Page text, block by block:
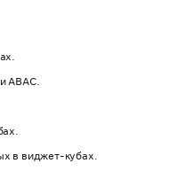
ABAC.
в виджет-кубах.